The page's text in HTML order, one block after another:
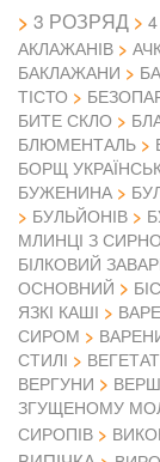
3 РОЗРЯД
АКЛАЖАНІВ
БАКЛАЖАНИ
ТІСТО
БИТЕ СКЛО
БЛЮМЕНТАЛЬ
БОРЩ
БУЖЕНИНА
БУЛЬЙОНІВ
МЛИНЦІ З
БІЛКОВИЙ
ОСНОВНИЙ
ЯЗКІ КАШІ
СИРОМ
СТИЛІ
ВЕРГУНИ
ЗГУЩЕНОМУ
СИРОПІВ